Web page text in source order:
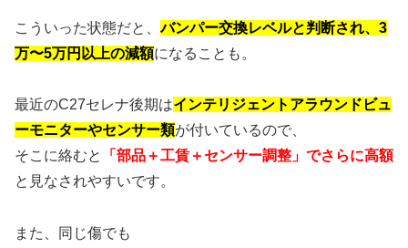
こういった状態だと、バンパー交換レベルと判断され、3
万〜5万円以上の減額になることも。
最近のC27セレナ後期はインテリジェントアラウンドビュ
ーモニターやセンサー類が付いているので、
そこに絡むと
「部品＋工賃＋センサー調整」でさらに高額
と見なされやすいです。
また、同じ傷でも